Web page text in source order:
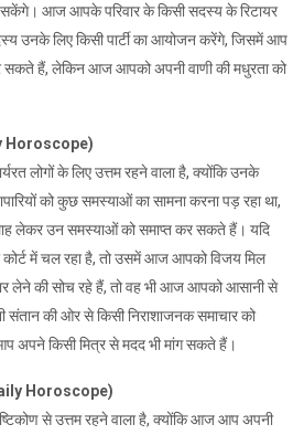
सकेंगे। आज आपके परिवार के किसी सदस्य के रिटायर
उनके लिए किसी पार्टी का आयोजन करेंगे, जिसमें आप
सकते हैं, लेकिन आज आपको अपनी वाणी की मधुरता को
Horoscope)
लोगों के लिए उत्तम रहने वाला है, क्योंकि उनके
को कुछ समस्याओं का सामना करना पड़ रहा था,
लेकर उन समस्याओं को समाप्त कर सकते हैं। यदि
कोर्ट में चल रहा है, तो उसमें आज आपको विजय मिल
लेने की सोच रहे हैं, तो वह भी आज आपको आसानी से
की ओर से किसी निराशाजनक समाचार को
अपने किसी मित्र से मदद भी मांग सकते हैं।
Horoscope)
से उत्तम रहने वाला है, क्योंकि आज आप अपनी